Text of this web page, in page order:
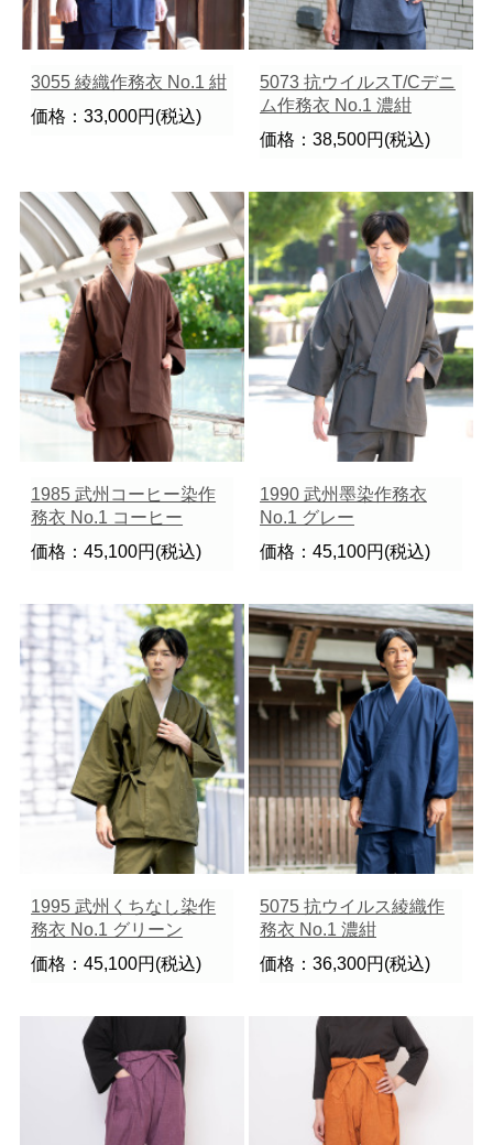
3055 綾織作務衣 No.1 紺
価格：33,000円(税込)
5073 抗ウイルスT/Cデニ
ム作務衣 No.1 濃紺
価格：38,500円(税込)
1985 武州コーヒー染作
務衣 No.1 コーヒー
価格：45,100円(税込)
1990 武州墨染作務衣
No.1 グレー
価格：45,100円(税込)
1995 武州くちなし染作
務衣 No.1 グリーン
価格：45,100円(税込)
5075 抗ウイルス綾織作
務衣 No.1 濃紺
価格：36,300円(税込)